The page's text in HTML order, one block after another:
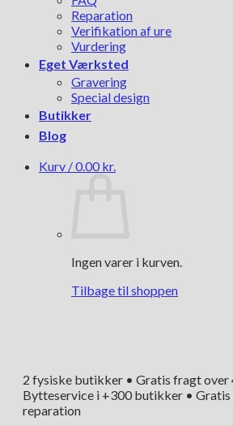
Reparation
Verifikation af ure
Vurdering
Eget Værksted
Gravering
Special design
Butikker
Blog
Kurv /0.00 kr.
Ingen varer i kurven.
Tilbage til shoppen
2 fysiske butikker • Gratis fragt over
Bytteservice i +300 butikker •
reparation